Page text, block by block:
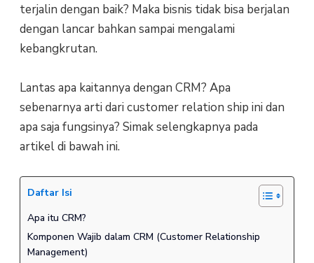
terjalin dengan baik? Maka bisnis tidak bisa berjalan
dengan lancar bahkan sampai mengalami
kebangkrutan.
Lantas apa kaitannya dengan CRM? Apa
sebenarnya arti dari customer relation ship ini dan
apa saja fungsinya? Simak selengkapnya pada
artikel di bawah ini.
Daftar Isi
Apa itu CRM?
Komponen Wajib dalam CRM (Customer Relationship
Management)